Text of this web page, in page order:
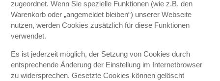
zugeordnet. Wenn Sie spezielle Funktionen (wie z.B. den
Warenkorb oder „angemeldet bleiben“) unserer Webseite
nutzen, werden Cookies zusätzlich für diese Funktionen
verwendet.
Es ist jederzeit möglich, der Setzung von Cookies durch
entsprechende Änderung der Einstellung im Internetbrowser
zu widersprechen. Gesetzte Cookies können gelöscht